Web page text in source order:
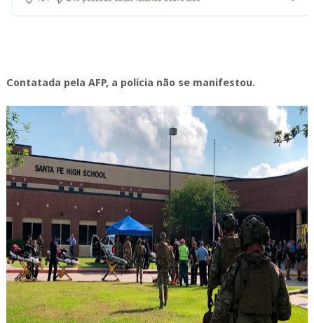
Contatada pela AFP, a polícia não se manifestou.